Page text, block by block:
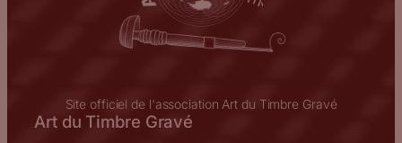
Site officiel de l'association Art du Timbre Gravé
Art du Timbre Gravé